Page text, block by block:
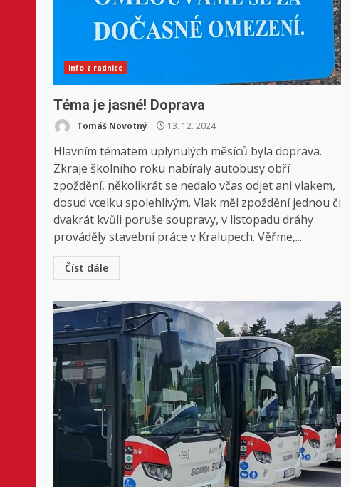
Info z radnice
Téma je jasné! Doprava
Tomáš Novotný 13. 12. 2024
Hlavním tématem uplynulých měsíců byla doprava.
Zkraje školního roku nabíraly autobusy obří
zpoždění, několikrát se nedalo včas odjet ani vlakem,
dosud vcelku spolehlivým. Vlak měl zpoždění jednou či
dvakrát kvůli poruše soupravy, v listopadu dráhy
prováděly stavební práce v Kralupech. Věřme,...
Číst dále